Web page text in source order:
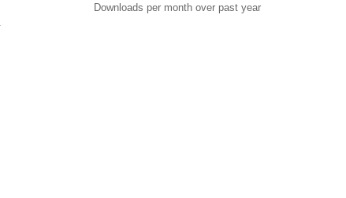
Downloads per month over past year